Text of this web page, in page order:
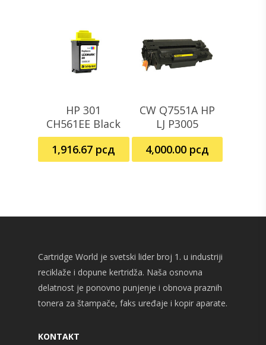
Pročitajte Još
HP 301
CH561EE Black
1,916.67 рсд
Dodaj U Korpu
CW Q7551A HP
LJ P3005
4,000.00 рсд
Cartridge World je svetski lider broj 1. u industriji
reciklaže i dopune kertridža. Naša osnovna
delatnost je ponovno punjenje i obnova praznih
tonera za štampače, faks uređaje i kopir aparate.
KONTAKT